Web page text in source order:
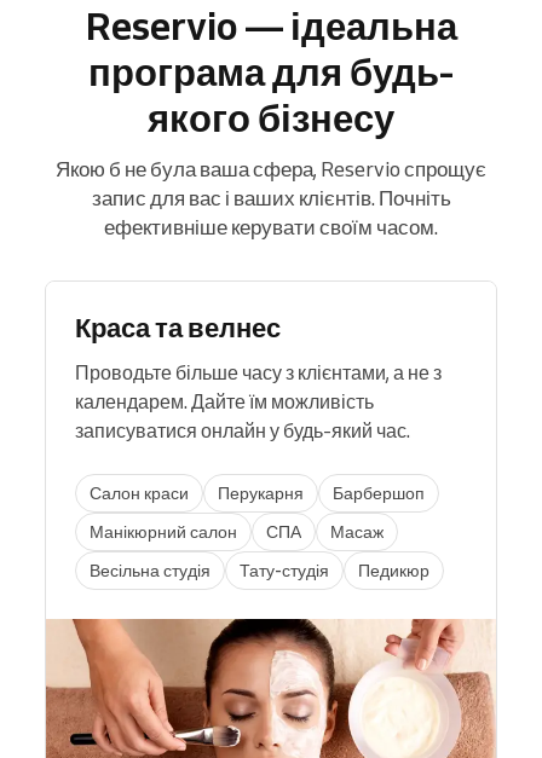
Reservio — ідеальна
програма для будь-
якого бізнесу
Якою б не була ваша сфера, Reservio спрощує
запис для вас і ваших клієнтів. Почніть
ефективніше керувати своїм часом.
Краса та велнес
Проводьте більше часу з клієнтами, а не з
календарем. Дайте їм можливість
записуватися онлайн у будь-який час.
Салон краси Перукарня
Барбершоп
Манікюрний салон
СПА
Масаж
Весільна студія
Тату-студія Педикюр